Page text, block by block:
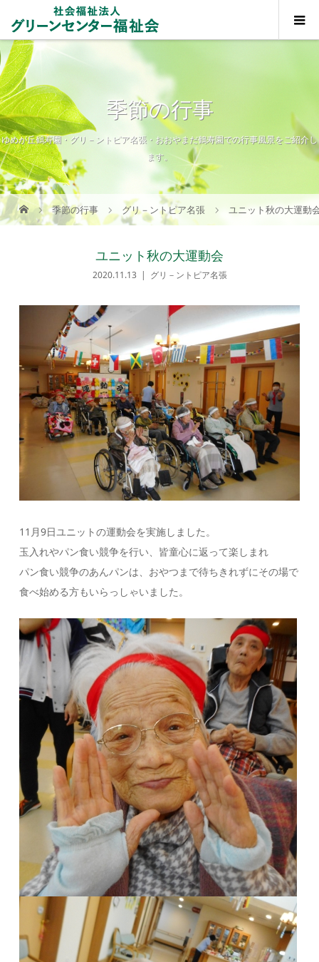
季節の行事
ゆめが丘鶴寿園・グリ－ントピア名張・おおやまだ鶴寿園での行事風景をご紹介し
ます。
季節の行事 グリ－ントピア名張 ユニット秋の大運動
ユニット秋の大運動会
2020.11.13 グリ－ントピア名張
11月9日ユニットの運動会を実施しました。
玉入れやパン食い競争を行い、皆童心に返って楽しまれ
パン食い競争のあんパンは、おやつまで待ちきれずにその場で
食べ始める方もいらっしゃいました。